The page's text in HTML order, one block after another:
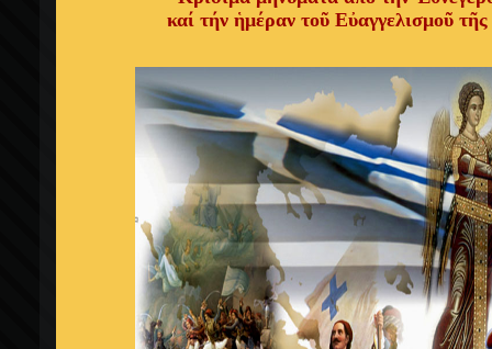
καί τήν ἡμέραν τοῦ Εὐαγγελισμοῦ